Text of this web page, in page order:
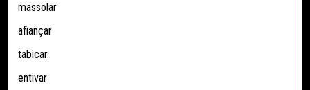
massolar
afiançar
tabicar
entivar